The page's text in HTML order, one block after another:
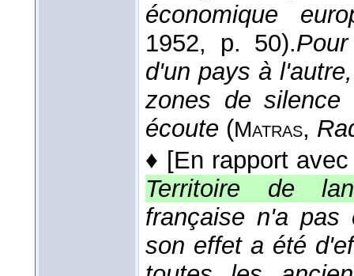
économique
1952, p. 50).
d'un pays à
zones de silence
écoute (Matras,
♦ [En rapport
Territoire de
française n'a pas
son effet a été